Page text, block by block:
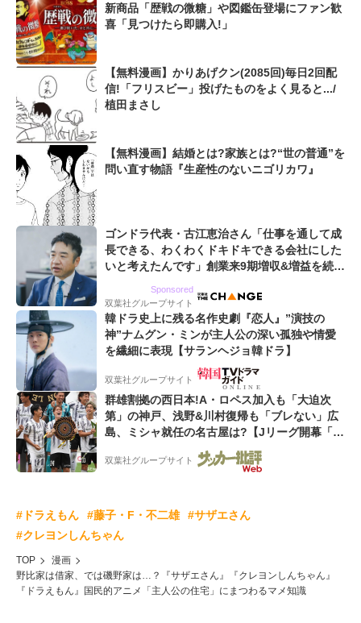
新商品「歴戦の微糖」や図鑑缶登場にファン歓
喜「見つけたら即購入!」
【無料漫画】かりあげクン(2085回)毎日2回配
信!「フリスビー」投げたものをよく見ると.../
植田まさし
【無料漫画】結婚とは?家族とは?“世の普通”を
問い直す物語『生産性のないニゴリカワ』
ゴンドラ代表・古江恵治さん「仕事を通して成
長できる、わくわくドキドキできる会社にした
いと考えたんです」創業来9期増収&増益を続け
Sponsored
双葉社グループサイト
韓ドラ史上に残る名作史劇『恋人』”演技の
神”ナムグン・ミンが主人公の深い孤独や情愛
を繊細に表現【サランヘジョ韓ドラ】
双葉社グループサイト
群雄割拠の西日本!A・ロペス加入も「大迫次
第」の神戸、浅野&川村復帰も「ブレない」広
島、ミシャ就任の名古屋は?【Jリーグ開幕「初
めての秋春制」の大激論】(2)
双葉社グループサイト
#ドラえもん #藤子・F・不二雄
#サザエさん
#クレヨンしんちゃん
TOP
漫画
野比家は借家、では磯野家は…？『サザエさん』『クレヨンしんちゃん』
『ドラえもん』国民的アニメ「主人公の住宅」にまつわるマメ知識